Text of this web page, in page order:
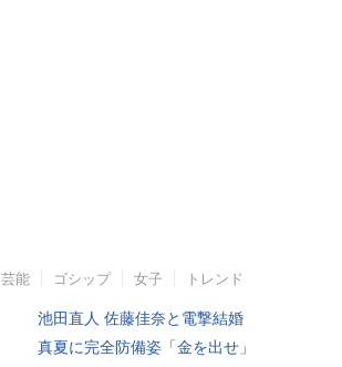
芸能 ゴシップ 女子 トレンド
池田直人 佐藤佳奈と電撃結婚
真夏に完全防備姿「金を出せ」